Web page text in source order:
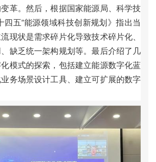
变革。 然后 ，根据国家能源局、 科学技
四五”能源领域科技创新规划》指出当
流现状是需求碎片化导致技术碎片化、
、 缺乏统一架构规划等。最后介绍了几
化模式的探索 ， 包括建立能源数字化蓝
业务场景设计工具、 建立可扩展的数字